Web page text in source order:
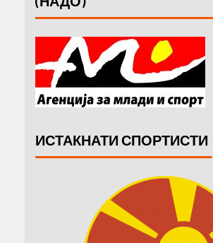
ИСТАКНАТИ СПОРТИСТИ